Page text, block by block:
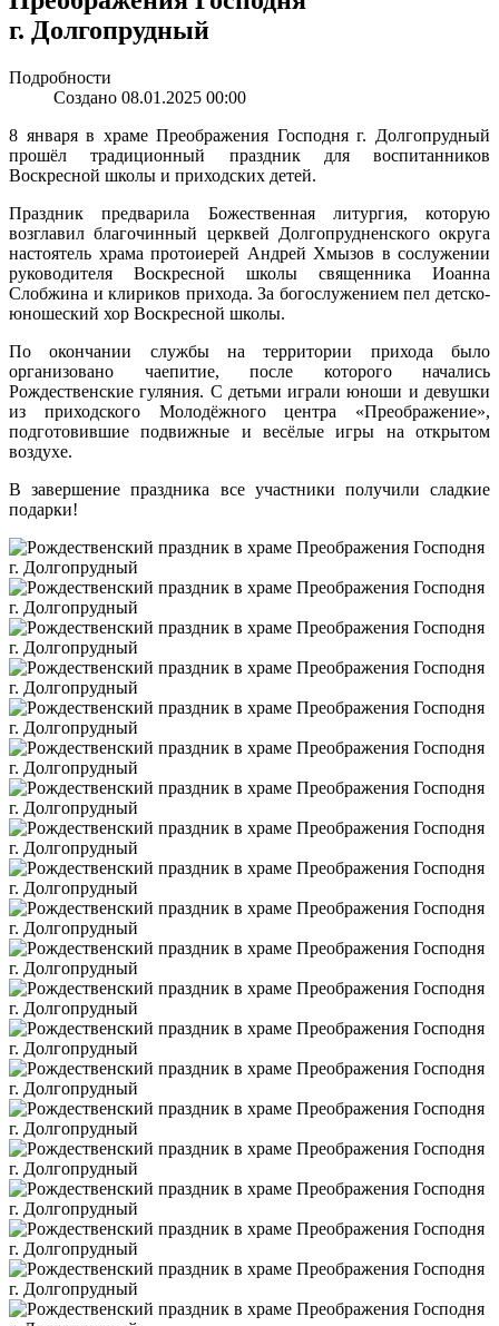
г. Долгопрудный
Подробности
Создано 08.01.2025 00:00
8 января в храме Преображения Господня г. Долгопрудный
прошёл традиционный праздник для воспитанников
Воскресной школы и приходских детей.
Праздник предварила Божественная литургия, которую
возглавил благочинный церквей Долгопрудненского округа
настоятель храма протоиерей Андрей Хмызов в сослужении
руководителя Воскресной школы священника Иоанна
Слобжина и клириков прихода. За богослужением пел детско-
юношеский хор Воскресной школы.
По окончании службы на территории прихода было
организовано чаепитие, после которого начались
Рождественские гуляния. С детьми играли юноши и девушки
из приходского Молодёжного центра «Преображение»,
подготовившие подвижные и весёлые игры на открытом
воздухе.
В завершение праздника все участники получили сладкие
подарки!